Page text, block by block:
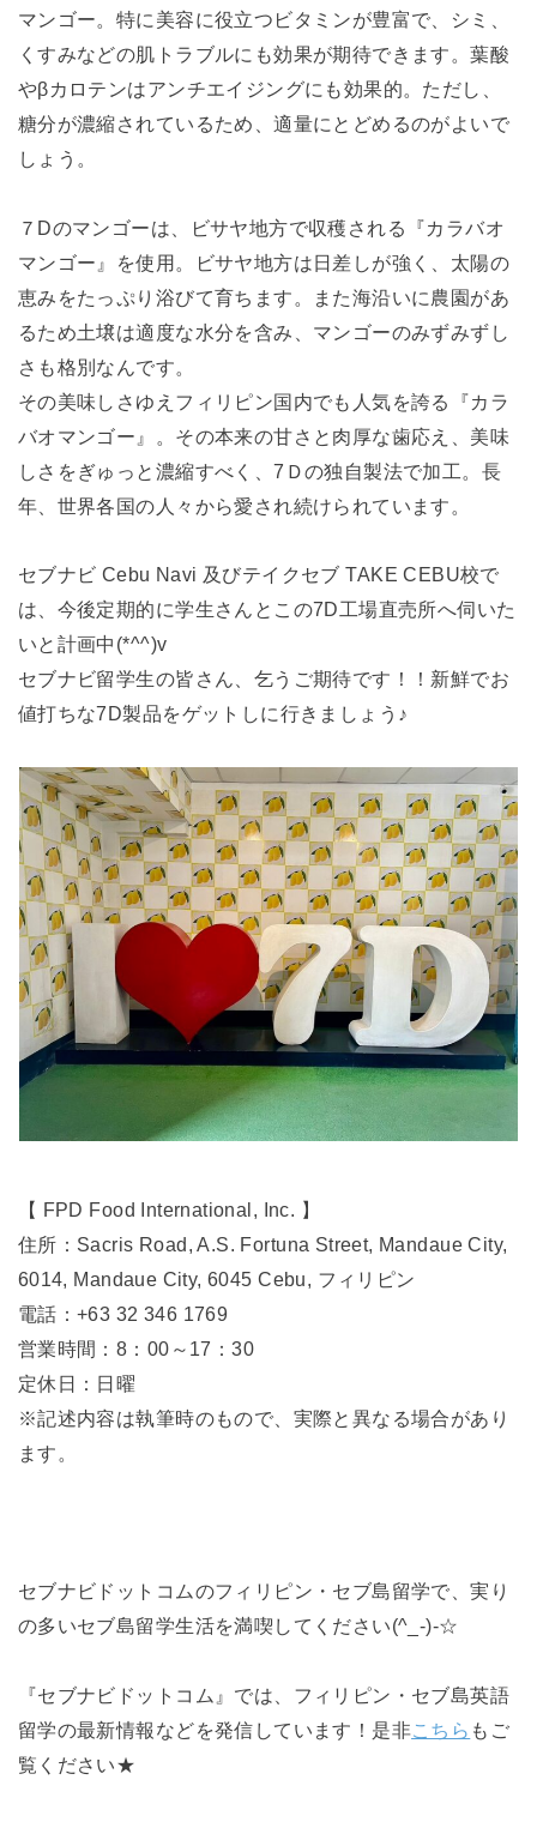
マンゴー。特に美容に役立つビタミンが豊富で、シミ、
くすみなどの肌トラブルにも効果が期待できます。葉酸
やβカロテンはアンチエイジングにも効果的。ただし、
糖分が濃縮されているため、適量にとどめるのがよいで
しょう。
７Dのマンゴーは、ビサヤ地方で収穫される『カラバオ
マンゴー』を使用。ビサヤ地方は日差しが強く、太陽の
恵みをたっぷり浴びて育ちます。また海沿いに農園があ
るため土壌は適度な水分を含み、マンゴーのみずみずし
さも格別なんです。
その美味しさゆえフィリピン国内でも人気を誇る『カラ
バオマンゴー』。その本来の甘さと肉厚な歯応え、美味
しさをぎゅっと濃縮すべく、7Ｄの独自製法で加工。長
年、世界各国の人々から愛され続けられています。
セブナビ Cebu Navi 及びテイクセブ TAKE CEBU校で
は、今後定期的に学生さんとこの7D工場直売所へ伺いた
いと計画中(*^^)v
セブナビ留学生の皆さん、乞うご期待です！！新鮮でお
値打ちな7D製品をゲットしに行きましょう♪
【 FPD Food International, Inc. 】
住所：Sacris Road, A.S. Fortuna Street, Mandaue City,
6014, Mandaue City, 6045 Cebu, フィリピン
電話：+63 32 346 1769
営業時間：8：00～17：30
定休日：日曜
※記述内容は執筆時のもので、実際と異なる場合があり
ます。
セブナビドットコムのフィリピン・セブ島留学で、実り
の多いセブ島留学生活を満喫してください(^_-)-☆
『セブナビドットコム』では、フィリピン・セブ島英語
留学の最新情報などを発信しています！是非こちら もご
覧ください★